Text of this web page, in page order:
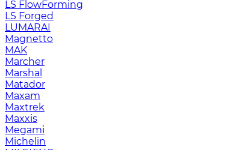
LS FlowForming
LS Forged
LUMARAI
Magnetto
MAK
Marcher
Marshal
Matador
Maxam
Maxtrek
Maxxis
Megami
Michelin